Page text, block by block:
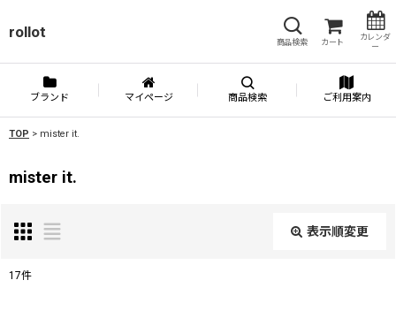
rollot
商品検索 カート
カレンダ
ー
ブランド マイページ 商品検索 ご利用案内
TOP > mister it.
mister it.
表示順変更
17件